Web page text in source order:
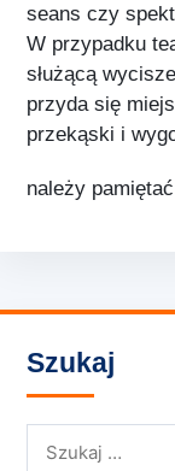
seans czy
W przypadku
służącą
przyda się
przekąski i
należy
Szukaj